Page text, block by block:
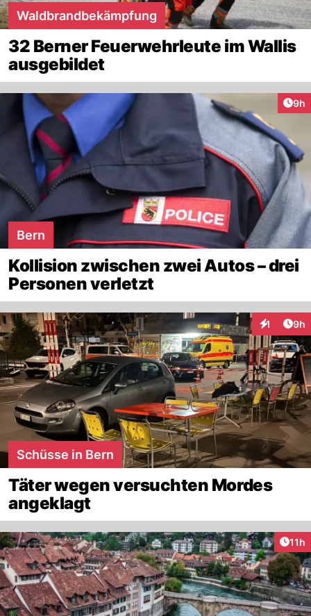
Waldbrandbekämpfung
32 Berner Feuerwehrleute im Wallis
ausgebildet
9h
Bern
Kollision zwischen zwei Autos – drei
Personen verletzt
1 9h
Schüsse in Bern
Täter wegen versuchten Mordes
angeklagt
11h